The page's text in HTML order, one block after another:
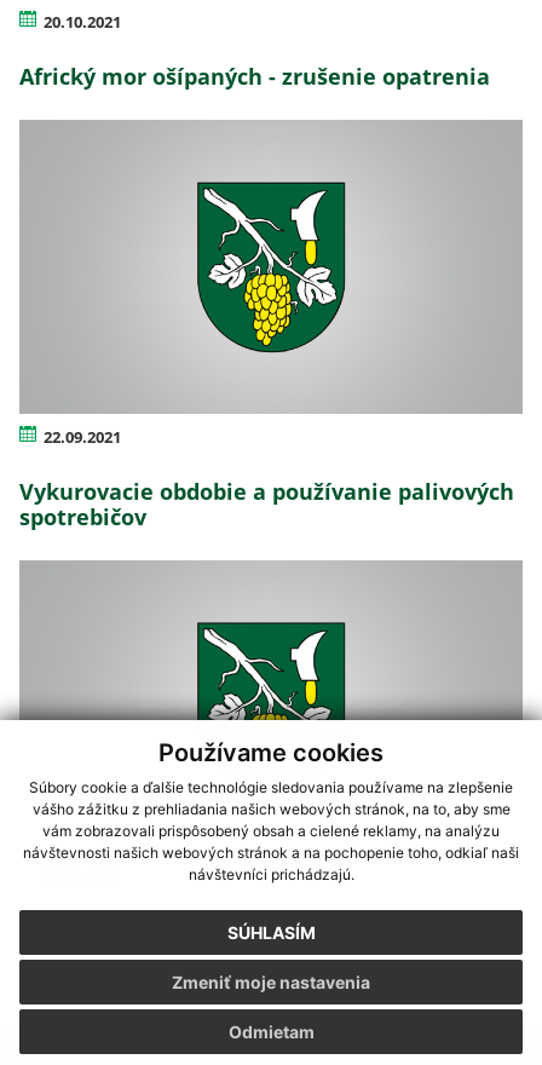
Používame cookies
Súbory cookie a ďalšie technológie sledovania používame na zlepšenie
vášho zážitku z prehliadania našich webových stránok, na to, aby sme
vám zobrazovali prispôsobený obsah a cielené reklamy, na analýzu
návštevnosti našich webových stránok a na pochopenie toho, odkiaľ naši
návštevníci prichádzajú.
SÚHLASÍM
Odmietam
Zmeniť moje nastavenia
20.10.2021
Africký mor ošípaných - zrušenie opatrenia
22.09.2021
Vykurovacie obdobie a používanie palivových
spotrebičov
Zber, separácia a recyklácia použitých batérií
a akumulátorov